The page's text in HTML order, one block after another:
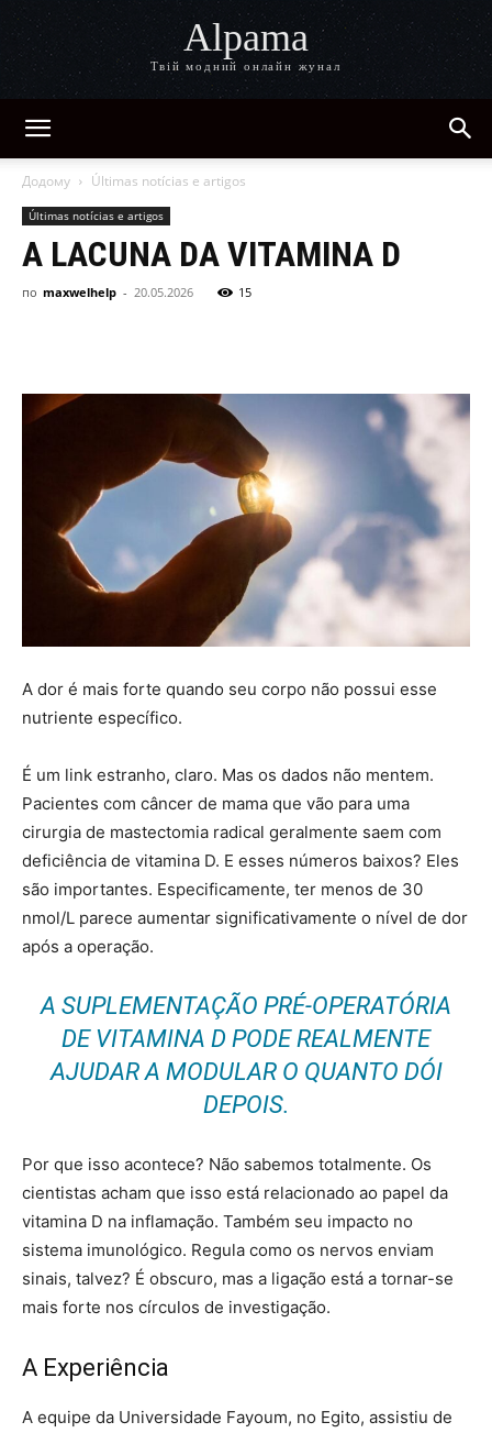
Alpama
Твій модний онлайн жунал
Додому Últimas notícias e artigos
Últimas notícias e artigos
A LACUNA DA VITAMINA D
по maxwelhelp - 20.05.2026 15
A dor é mais forte quando seu corpo não possui esse
nutriente específico.
É um link estranho, claro. Mas os dados não mentem.
Pacientes com câncer de mama que vão para uma
cirurgia de mastectomia radical geralmente saem com
deficiência de vitamina D. E esses números baixos? Eles
são importantes. Especificamente, ter menos de 30
nmol/L parece aumentar significativamente o nível de dor
após a operação.
A SUPLEMENTAÇÃO PRÉ-OPERATÓRIA
DE VITAMINA D PODE REALMENTE
AJUDAR A MODULAR O QUANTO DÓI
DEPOIS.
Por que isso acontece? Não sabemos totalmente. Os
cientistas acham que isso está relacionado ao papel da
vitamina D na inflamação. Também seu impacto no
sistema imunológico. Regula como os nervos enviam
sinais, talvez? É obscuro, mas a ligação está a tornar-se
mais forte nos círculos de investigação.
A Experiência
A equipe da Universidade Fayoum, no Egito, assistiu de